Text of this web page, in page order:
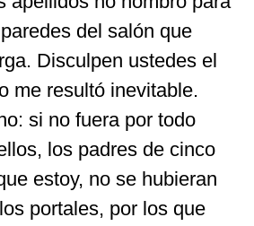
del salón que
Disculpen ustedes el
me resultó inevitable.
si no fuera por todo
los padres de cinco
estoy, no se hubieran
portales, por los que